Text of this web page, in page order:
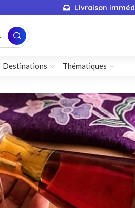
Livraison
Destinations Thématiques